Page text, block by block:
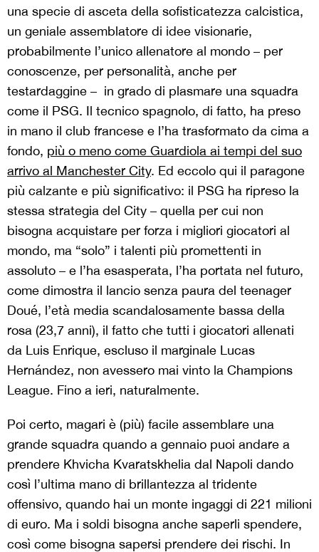
una specie di asceta della sofisticatezza calcistica,
un geniale assemblatore di idee visionarie,
probabilmente l’unico allenatore al mondo – per
conoscenze, per personalità, anche per
testardaggine – in grado di plasmare una squadra
come il PSG. Il tecnico spagnolo, di fatto, ha preso
in mano il club francese e l’ha trasformato da cima a
fondo, più o meno come Guardiola ai tempi del suo
arrivo al Manchester City. Ed eccolo qui il paragone
più calzante e più significativo: il PSG ha ripreso la
stessa strategia del City – quella per cui non
bisogna acquistare per forza i migliori giocatori al
mondo, ma “solo” i talenti più promettenti in
assoluto – e l’ha esasperata, l’ha portata nel futuro,
come dimostra il lancio senza paura del teenager
Doué, l’età media scandalosamente bassa della
rosa (23,7 anni), il fatto che tutti i giocatori allenati
da Luis Enrique, escluso il marginale Lucas
Hernández, non avessero mai vinto la Champions
League. Fino a ieri, naturalmente.
Poi certo, magari è (più) facile assemblare una
grande squadra quando a gennaio puoi andare a
prendere Khvicha Kvaratskhelia dal Napoli dando
così l’ultima mano di brillantezza al tridente
offensivo, quando hai un monte ingaggi di 221 milioni
di euro. Ma i soldi bisogna anche saperli spendere,
così come bisogna sapersi prendere dei rischi. In